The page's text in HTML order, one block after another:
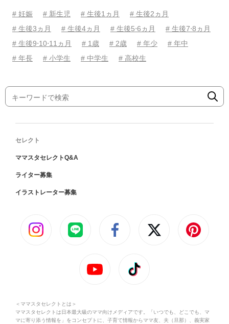
# 妊娠 # 新生児 # 生後1ヵ月
# 生後2ヵ月
# 生後3ヵ月
# 生後4ヵ月 # 生後5⋅6ヵ月
# 生後7⋅8ヵ月
# 生後9⋅10⋅11ヵ月
# 1歳 # 2歳 # 年少
# 年中
# 年長
# 小学生 # 中学生 # 高校生
セレクト
ママスタセレクトQ&A
ライター募集
イラストレーター募集
＜ママスタセレクトとは＞
ママスタセレクトは日本最大級のママ向けメディアです。「いつでも、どこでも、マ
マに寄り添う情報を」をコンセプトに、子育て情報からママ友、夫（旦那）、義実家